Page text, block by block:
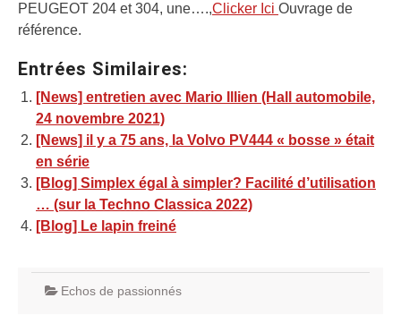
PEUGEOT 204 et 304, une….,Clicker Ici Ouvrage de
référence.
Entrées Similaires:
[News] entretien avec Mario Illien (Hall automobile,
24 novembre 2021)
[News] il y a 75 ans, la Volvo PV444 « bosse » était
en série
[Blog] Simplex égal à simpler? Facilité d’utilisation
… (sur la Techno Classica 2022)
[Blog] Le lapin freiné
Echos de passionnés